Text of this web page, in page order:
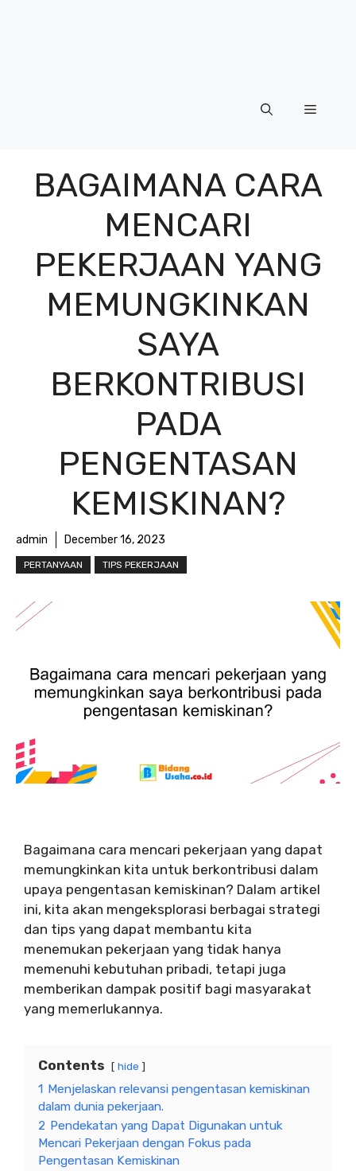
Menu
BAGAIMANA CARA
MENCARI
PEKERJAAN YANG
MEMUNGKINKAN
SAYA
BERKONTRIBUSI
PADA
PENGENTASAN
KEMISKINAN?
admin December 16, 2023
PERTANYAAN TIPS PEKERJAAN
Bagaimana cara mencari pekerjaan yang dapat
memungkinkan kita untuk berkontribusi dalam
upaya pengentasan kemiskinan? Dalam artikel
ini, kita akan mengeksplorasi berbagai strategi
dan tips yang dapat membantu kita
menemukan pekerjaan yang tidak hanya
memenuhi kebutuhan pribadi, tetapi juga
memberikan dampak positif bagi masyarakat
yang memerlukannya.
Contents hide
1 Menjelaskan relevansi pengentasan kemiskinan
dalam dunia pekerjaan.
2 Pendekatan yang Dapat Digunakan untuk
Mencari Pekerjaan dengan Fokus pada
Pengentasan Kemiskinan